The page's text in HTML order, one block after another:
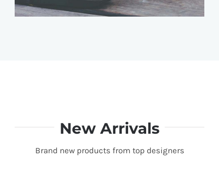
New Arrivals
Brand new products from top designers